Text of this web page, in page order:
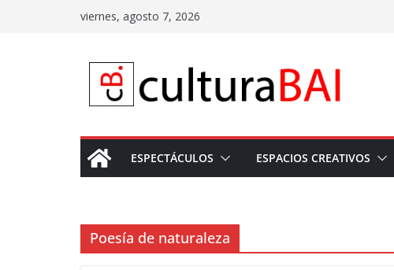
viernes, agosto 7, 2026
ESPECTÁCULOS ESPACIOS CREATIVOS
Poesía de naturaleza